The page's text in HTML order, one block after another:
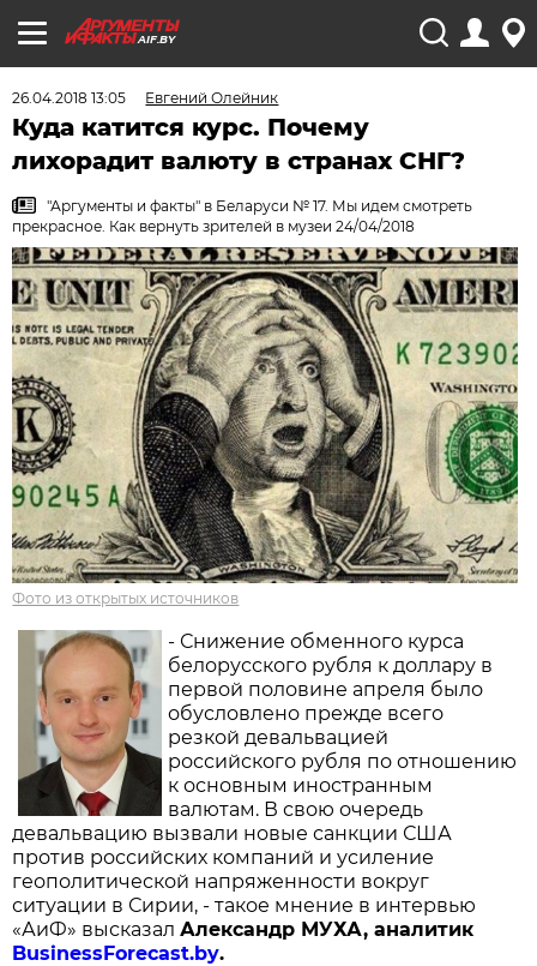
AIF.BY
26.04.2018 13:05 Евгений Олейник
Куда катится курс.​ Почему
лихорадит валюту в странах СНГ?
"Аргументы и факты" в Беларуси № 17. Мы идем смотреть
прекрасное. Как вернуть зрителей в музеи 24/04/2018
Фото из открытых источников
- Снижение обменного курса
белорусского рубля к доллару в
первой половине апреля было
обусловлено прежде всего
резкой девальвацией
российского рубля по отношению
к основным иностранным
валютам. В свою очередь
девальвацию вызвали новые санкции США
против российских компаний и усиление
геополитической напряженности вокруг
ситуации в Сирии, - такое мнение в интервью
«АиФ» высказалАлександр МУХА, аналитик
BusinessForecast.by.